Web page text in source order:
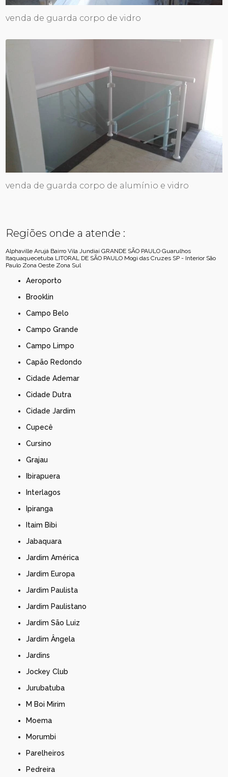
venda de guarda corpo de vidro
venda de guarda corpo de alumínio e vidro
Regiões onde a atende :
Alphaville Arujá Bairro Vila Jundiaí GRANDE SÃO PAULO Guarulhos
Itaquaquecetuba LITORAL DE SÃO PAULO Mogi das Cruzes SP - Interior São
Paulo Zona Oeste Zona Sul
Aeroporto
Brooklin
Campo Belo
Campo Grande
Campo Limpo
Capão Redondo
Cidade Ademar
Cidade Dutra
Cidade Jardim
Cupecê
Cursino
Grajau
Ibirapuera
Interlagos
Ipiranga
Itaim Bibi
Jabaquara
Jardim América
Jardim Europa
Jardim Paulista
Jardim Paulistano
Jardim São Luiz
Jardim Ângela
Jardins
Jockey Club
Jurubatuba
M Boi Mirim
Moema
Morumbi
Parelheiros
Pedreira